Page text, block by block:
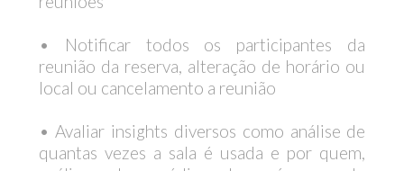
• Notificar todos os participantes da
reunião da reserva, alteração de horário ou
local ou cancelamento a reunião
• Avaliar insights diversos como análise de
quantas vezes a sala é usada e por quem,